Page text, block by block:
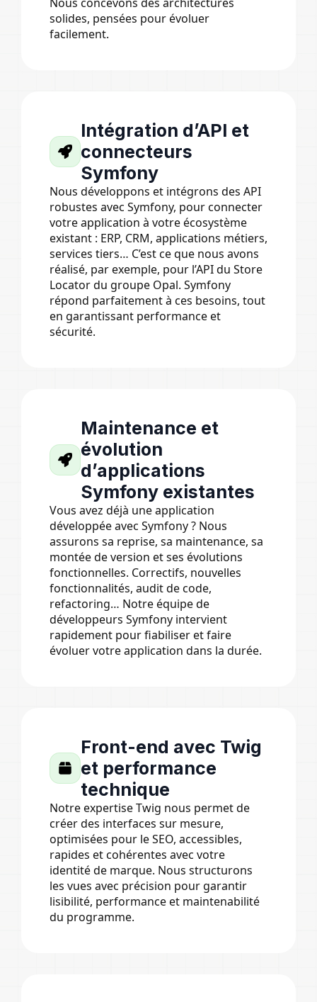
solides, pensées pour évoluer
facilement.
Intégration d’API et
connecteurs
Symfony
Nous développons et intégrons des API
robustes avec Symfony, pour connecter
votre application à votre écosystème
existant : ERP, CRM, applications métiers,
services tiers… C’est ce que nous avons
réalisé, par exemple, pour l’API du Store
Locator du groupe Opal. Symfony
répond parfaitement à ces besoins, tout
en garantissant performance et
sécurité.
Maintenance et
évolution
d’applications
Symfony existantes
Vous avez déjà une application
développée avec Symfony ? Nous
assurons sa reprise, sa maintenance, sa
montée de version et ses évolutions
fonctionnelles. Correctifs, nouvelles
fonctionnalités, audit de code,
refactoring… Notre équipe de
développeurs Symfony intervient
rapidement pour fiabiliser et faire
évoluer votre application dans la durée.
Front-end avec Twig
et performance
technique
Notre expertise Twig nous permet de
créer des interfaces sur mesure,
optimisées pour le SEO, accessibles,
rapides et cohérentes avec votre
identité de marque. Nous structurons
les vues avec précision pour garantir
lisibilité, performance et maintenabilité
du programme.